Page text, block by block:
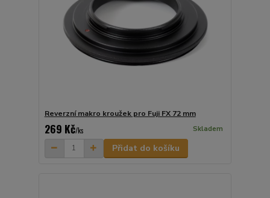
Reverzní makro kroužek pro Fuji FX 72 mm
269 Kč/ks Skladem
Přidat do košíku